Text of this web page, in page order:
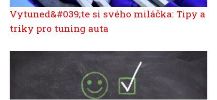
Vytuned&#039;te si svého miláčka: Tipy a
triky pro tuning auta